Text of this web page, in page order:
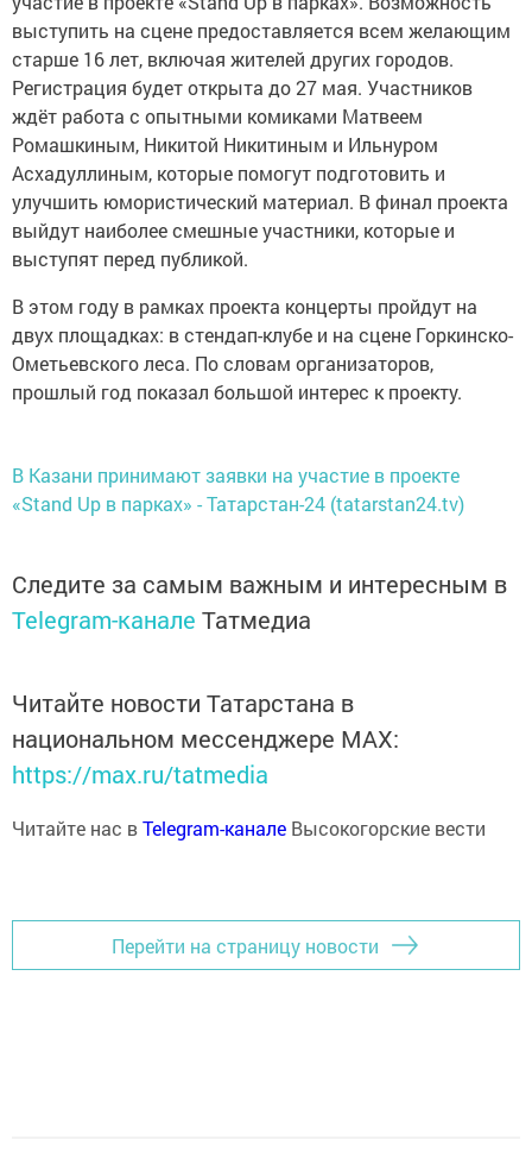
выступить на сцене предоставляется всем желающим
старше 16 лет, включая жителей других городов.
Регистрация будет открыта до 27 мая. Участников
ждёт работа с опытными комиками Матвеем
Ромашкиным, Никитой Никитиным и Ильнуром
Асхадуллиным, которые помогут подготовить и
улучшить юмористический материал. В финал проекта
выйдут наиболее смешные участники, которые и
выступят перед публикой.
В этом году в рамках проекта концерты пройдут на
двух площадках: в стендап-клубе и на сцене Горкинско-
Ометьевского леса. По словам организаторов,
прошлый год показал большой интерес к проекту.
В Казани принимают заявки на участие в проекте
«Stand Up в парках» - Татарстан-24 (tatarstan24.tv)
Следите за самым важным и интересным в
Telegram-канале Татмедиа
Читайте новости Татарстана в
национальном мессенджере MАХ:
https://max.ru/tatmedia
Читайте нас вTelegram-канале Высокогорские вести
Перейти на страницу новости